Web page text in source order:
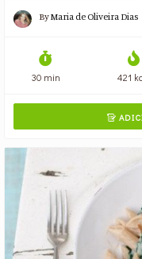
ByMaria de Oliveira Dias
30 min 421
